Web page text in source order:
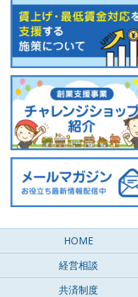
HOME
経営相談
共済制度